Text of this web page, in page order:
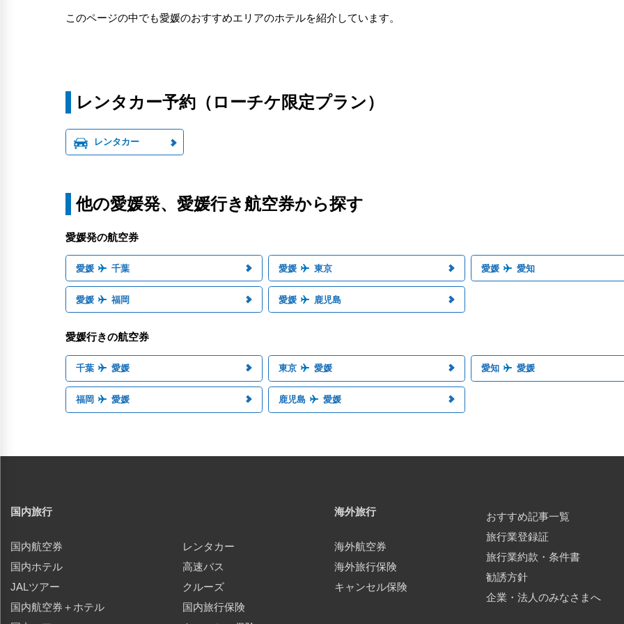
このページの中でも愛媛のおすすめエリアのホテルを紹介しています。
レンタカー予約（ローチケ限定プラン）
レンタカー
他の愛媛発、愛媛行き航空券から探す
愛媛発の航空券
愛媛 千葉 愛媛 東京 愛媛 愛知
愛媛 福岡 愛媛 鹿児島
愛媛行きの航空券
千葉 愛媛 東京 愛媛 愛知 愛媛
福岡 愛媛 鹿児島 愛媛
国内旅行
国内航空券
国内ホテル
JALツアー
国内航空券＋ホテル
レンタカー
高速バス
クルーズ
国内旅行保険
海外旅行
海外航空券
海外旅行保険
キャンセル保険
おすすめ記事一覧
旅行業登録証
旅行業約款・条件書
勧誘方針
企業・法人のみなさまへ